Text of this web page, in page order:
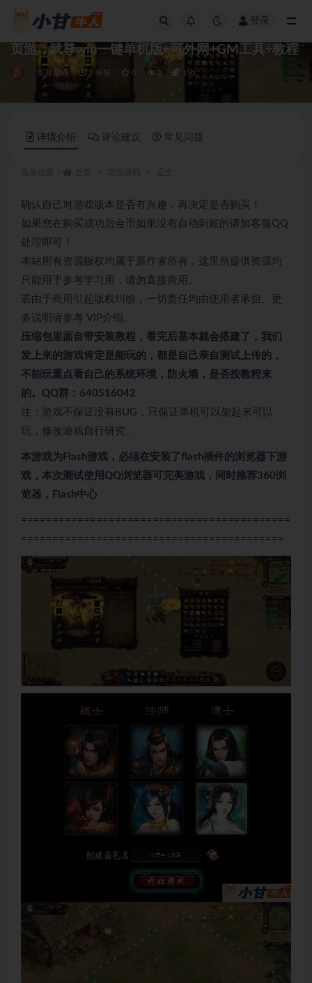
登录
页游：武尊win一键单机版+可外网+GM工具+教程
页游源码 2 年前 0 2 150
详情介绍 评论建议 常见问题
确认自己对游戏版本是否有兴趣，再决定是否购买！
如果您在购买成功后金币如果没有自动到账的请加客服QQ
处理即可！
本站所有资源版权均属于原作者所有，这里所提供资源均
只能用于参考学习用，请勿直接商用。
若由于商用引起版权纠纷，一切责任均由使用者承担。更
多说明请参考 VIP介绍。
压缩包里面自带安装教程，看完后基本就会搭建了，我们
发上来的游戏肯定是能玩的，都是自己亲自测试上传的，
不能玩重点看自己的系统环境，防火墙，是否按教程来
的。QQ群：640516042
注：游戏不保证没有BUG，只保证单机可以架起来可以
玩，修改游戏自行研究。
本游戏为Flash游戏，必须在安装了flash插件的浏览器下游
戏，本次测试使用QQ浏览器可完美游戏，同时推荐360浏
览器，Flash中心
===========================================
==========================================